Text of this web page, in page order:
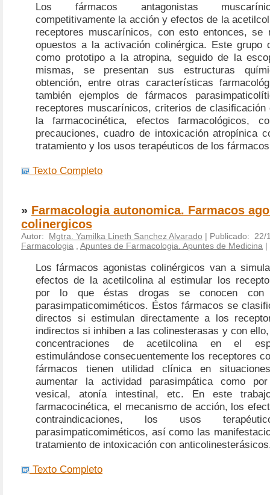
Los fármacos antagonistas
competitivamente la acción y efectos de la
receptores muscarínicos, con esto entonces, se
opuestos a la activación colinérgica. Este grupo
como prototipo a la atropina, seguido de la
mismas, se presentan sus estructuras
obtención, entre otras características
también ejemplos de fármacos
receptores muscarínicos, criterios de clasificación
la farmacocinética, efectos farmacológicos,
precauciones, cuadro de intoxicación atropínica
tratamiento y los usos terapéuticos de los
Texto Completo
» Farmacologia autonomica. Farmacos
colinergicos
Autor: Mgtra. Yamilka Lineth Sanchez Alvarado | Publicado: 22/
Farmacologia
Apuntes de Farmacologia. Apuntes de Medicina |
Los fármacos agonistas colinérgicos van a
efectos de la acetilcolina al estimular los
por lo que éstas drogas se conocen
parasimpaticomiméticos. Éstos fármacos se
directos si estimulan directamente a los
indirectos si inhiben a las colinesterasas y con
concentraciones de acetilcolina en el
estimulándose consecuentemente los receptores
fármacos tienen utilidad clínica en
aumentar la actividad parasimpática como
vesical, atonía intestinal, etc. En este
farmacocinética, el mecanismo de acción, los
contraindicaciones, los usos
parasimpaticomiméticos, así como las
tratamiento de intoxicación con
Texto Completo